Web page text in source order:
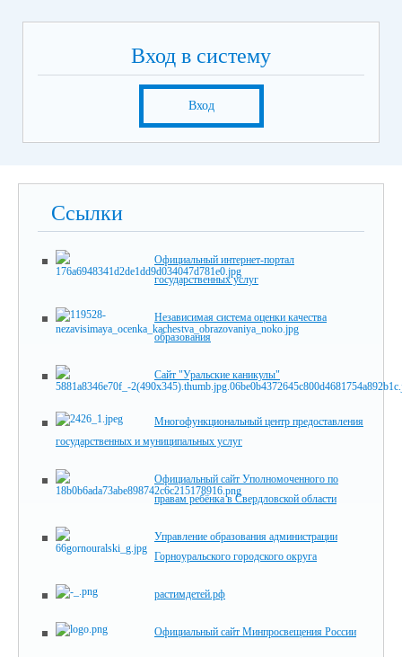
Вход в систему
Вход
Ссылки
Официальный интернет-портал
государственных услуг
Независимая система оценки качества
образования
Сайт "Уральские каникулы"
Многофункциональный центр предоставления
государственных и муниципальных услуг
Официальный сайт Уполномоченного по
правам ребёнка в Свердловской области
Управление образования администрации
Горноуральского городского округа
растимдетей.рф
Официальный сайт Минпросвещения России